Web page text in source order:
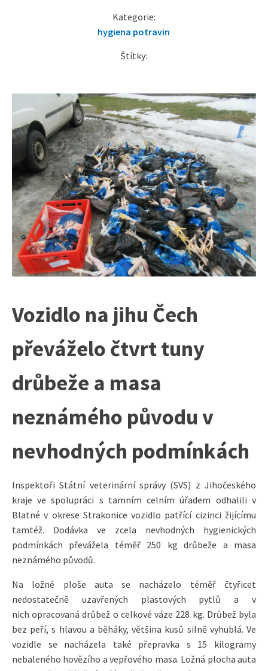
Kategorie:
hygiena potravin
Štítky:
Vozidlo na jihu Čech
převáželo čtvrt tuny
drůbeže a masa
neznámého původu v
nevhodných podmínkách
Inspektoři Státní veterinární správy (SVS) z Jihočeského
kraje ve spolupráci s tamním celním úřadem odhalili v
Blatné v okrese Strakonice vozidlo patřící cizinci žijícímu
tamtéž. Dodávka ve zcela nevhodných hygienických
podmínkách převážela téměř 250 kg drůbeže a masa
neznámého původů.
Na ložné ploše auta se nacházelo téměř čtyřicet
nedostatečně uzavřených plastových pytlů a v
nich opracovaná drůbež o celkové váze 228 kg. Drůbež byla
bez peří, s hlavou a běháky, většina kusů silně vyhublá. Ve
vozidle se nacházela také přepravka s 15 kilogramy
nebaleného hovězího a vepřového masa. Ložná plocha auta